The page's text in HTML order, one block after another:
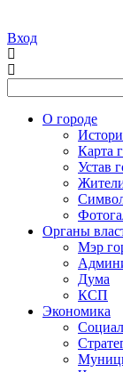
Вход
О городе
Карта
Устав
Органы
Мэр
Дума
КСП
Экономика